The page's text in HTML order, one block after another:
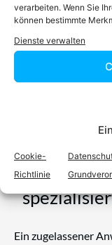
verarbeiten. Wenn Sie
können bestimmte
Dienste verwalten
Cookie-
Richtlinie
Einfach
Schritten
Anwalt
der auf
Ein zugelassener